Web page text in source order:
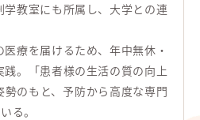
教室にも所属し、大学との連
療を届けるため、年中無休・
。「患者様の生活の質の向上
のもと、予防から高度な専門
る。